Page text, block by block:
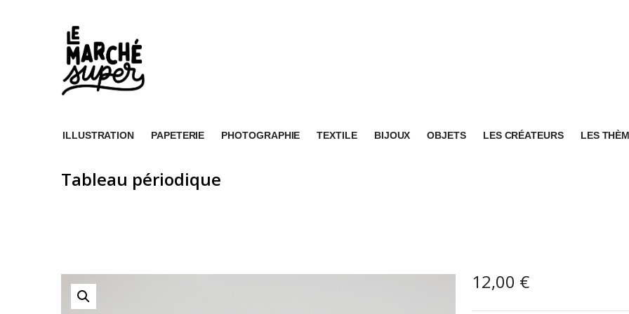
ILLUSTRATION PAPETERIE PHOTOGRAPHIE TEXTILE BIJOUX OBJETS LES CRÉATEURS LES
Tableau périodique
12,00 €